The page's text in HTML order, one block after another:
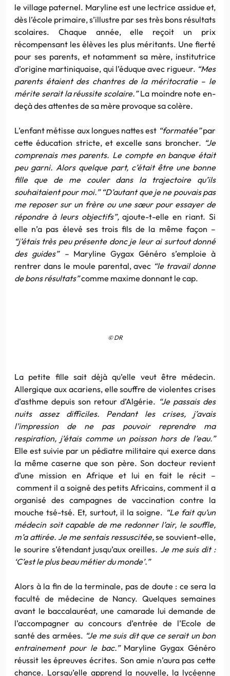
le village paternel. Maryline est une lectrice assidue et,
dès l’école primaire, s’illustre par ses très bons résultats
scolaires. Chaque année, elle reçoit un prix
récompensant les élèves les plus méritants. Une fierté
pour ses parents, et notamment sa mère, institutrice
d’origine martiniquaise, qui l’éduque avec rigueur. “Mes
parents étaient des chantres de la méritocratie – le
mérite serait la réussite scolaire.”La moindre note en-
deçà des attentes de sa mère provoque sa colère.
L’enfant métisse aux longues nattes est “formatée”par
cette éducation stricte, et excelle sans broncher. “Je
comprenais mes parents. Le compte en banque était
peu garni. Alors quelque part, c’était être une bonne
fille que de me couler dans la trajectoire qu’ils
souhaitaient pour moi.” “D’autant que je ne pouvais pas
me reposer sur un frère ou une sœur pour essayer de
répondre à leurs objectifs”,ajoute-t-elle en riant. Si
elle n’a pas élevé ses trois fils de la même façon –
“j’étais très peu présente donc je leur ai surtout donné
des guides” – Maryline Gygax Généro s’emploie à
rentrer dans le moule parental, avec “le travail donne
de bons résultats”comme maxime donnant le cap.
© DR
La petite fille sait déjà qu’elle veut être médecin.
Allergique aux acariens, elle souffre de violentes crises
d’asthme depuis son retour d’Algérie. “Je passais des
nuits assez difficiles. Pendant les crises, j’avais
l’impression de ne pas pouvoir reprendre ma
respiration, j’étais comme un poisson hors de l’eau.”
Elle est suivie par un pédiatre militaire qui exerce dans
la même caserne que son père. Son docteur revient
d’une mission en Afrique et lui en fait le récit –
comment il a soigné des petits Africains, comment il a
organisé des campagnes de vaccination contre la
mouche tsé-tsé. Et, surtout, il la soigne. “Le fait qu’un
médecin soit capable de me redonner l’air, le souffle,
m’a attirée. Je me sentais ressuscitée,se souvient-elle,
le sourire s’étendant jusqu’aux oreilles. Je me suis dit :
‘C’est le plus beau métier du monde’.”
Alors à la fin de la terminale, pas de doute : ce sera la
faculté de médecine de Nancy. Quelques semaines
avant le baccalauréat, une camarade lui demande de
l’accompagner au concours d’entrée de l’Ecole de
santé des armées. “Je me suis dit que ce serait un bon
entrainement pour le bac.” Maryline Gygax Généro
réussit les épreuves écrites. Son amie n’aura pas cette
chance. Lorsqu’elle apprend la nouvelle, la lycéenne